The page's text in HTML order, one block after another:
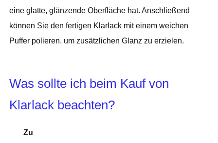
eine glatte, glänzende Oberfläche hat. Anschließend
können Sie den fertigen Klarlack mit einem weichen
Puffer polieren, um zusätzlichen Glanz zu erzielen.
Was sollte ich beim Kauf von
Klarlack beachten?
Zu